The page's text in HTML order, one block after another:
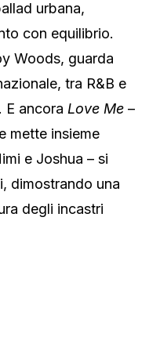
urbana,
con equilibrio.
Woods, guarda
tra R&B e
E ancora Love Me –
mette insieme
e Joshua – si
dimostrando una
degli incastri